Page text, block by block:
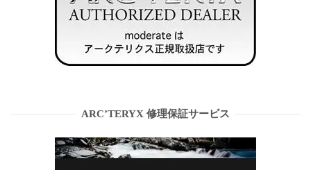
ARC’TERYX 修理保証サービス